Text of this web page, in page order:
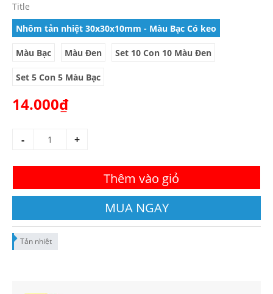
Title
Nhôm tản nhiệt 30x30x10mm - Màu Bạc Có keo
Màu Bạc Màu Đen Set 10 Con 10 Màu Đen
Set 5 Con 5 Màu Bạc
14.000₫
- +
Thêm vào giỏ
MUA NGAY
Tản nhiệt